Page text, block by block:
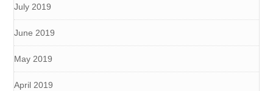
July 2019
June 2019
May 2019
April 2019